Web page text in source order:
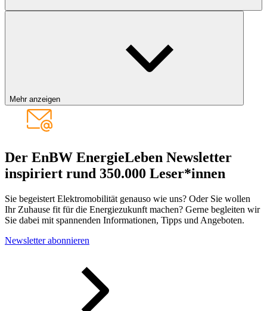
Mehr anzeigen
Der EnBW EnergieLeben Newsletter
inspiriert rund 350.000 Leser*innen
Sie begeistert Elektromobilität genauso wie uns? Oder Sie wollen
Ihr Zuhause fit für die Energiezukunft machen? Gerne begleiten wir
Sie dabei mit spannenden Informationen, Tipps und Angeboten.
Newsletter abonnieren